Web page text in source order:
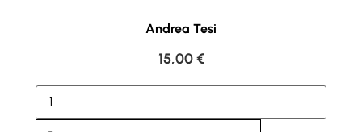
Andrea Tesi
15,00€